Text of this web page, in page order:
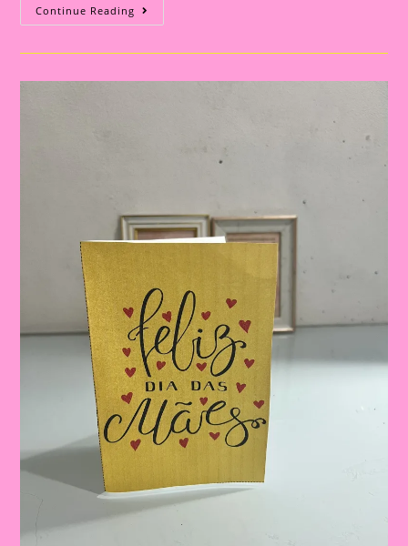
Continue Reading Lembrancinha
Fácil